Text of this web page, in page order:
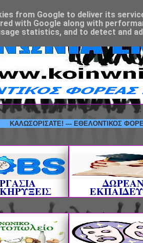
--- ΕΘΕΛΟΝΤΙΚΟΣ ΦΟΡΕΑΣ
from Google to deliver its
with Google along with
statistics, and to detect and